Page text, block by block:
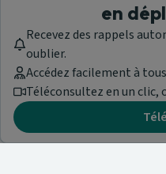
en
Recevez des rappels
oublier.
Accédez facilement à
Téléconsultez en un clic,